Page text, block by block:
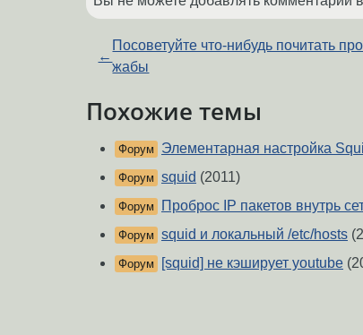
←
Посоветуйте что-нибудь почитать
жабы
Похожие темы
Форум Элементарная настройка
Форум squid (2011)
Форум Проброс IP пакетов внутрь
Форум squid и локальный /etc/hosts
Форум [squid] не кэширует youtube